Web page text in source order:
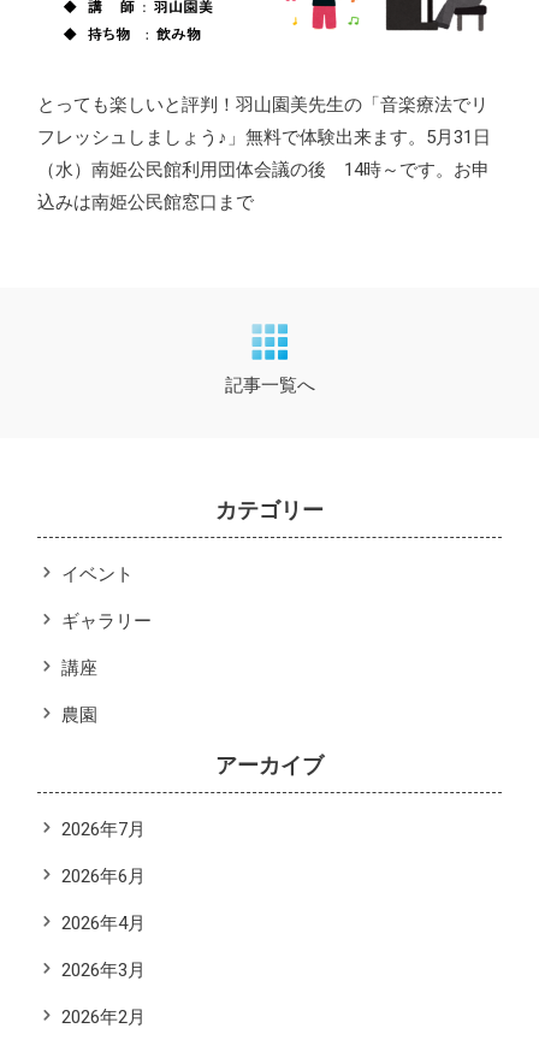
とっても楽しいと評判！羽山園美先生の「音楽療法でリ
フレッシュしましょう♪」無料で体験出来ます。5月31日
（水）南姫公民館利用団体会議の後 14時～です。お申
込みは南姫公民館窓口まで
記事一覧へ
カテゴリー
イベント
ギャラリー
講座
農園
アーカイブ
2026年7月
2026年6月
2026年4月
2026年3月
2026年2月